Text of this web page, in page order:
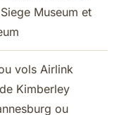
Museum et
vols Airlink
Kimberley
ou